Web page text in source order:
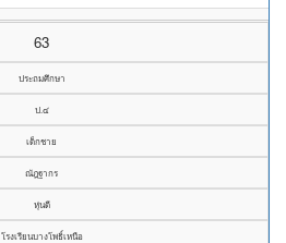
63
ประถมศึกษา
ป.๔
เด็กชาย
ณัฎฐากร
หุ่นดี
โรงเรียนบางโพธิ์เหนือ